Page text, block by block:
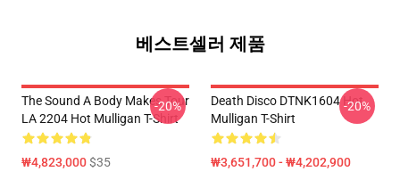
베스트셀러 제품
The Sound A Body Makes Tour
LA 2204 Hot Mulligan T-Shirt
₩4,823,000$35
-20%
Death Disco DTNK1604 Hot
Mulligan T-Shirt
₩3,651,700 - ₩4,202,900
-20%